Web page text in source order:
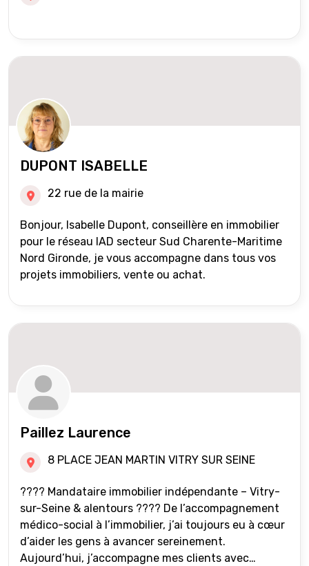
DUPONT ISABELLE
22 rue de la mairie
Bonjour, Isabelle Dupont, conseillère en immobilier
pour le réseau IAD secteur Sud Charente-Maritime
Nord Gironde, je vous accompagne dans tous vos
projets immobiliers, vente ou achat.
Paillez Laurence
8 PLACE JEAN MARTIN VITRY SUR SEINE
???? Mandataire immobilier indépendante – Vitry-
sur-Seine & alentours ???? De l’accompagnement
médico-social à l’immobilier, j’ai toujours eu à cœur
d’aider les gens à avancer sereinement.
Aujourd’hui, j’accompagne mes clients avec